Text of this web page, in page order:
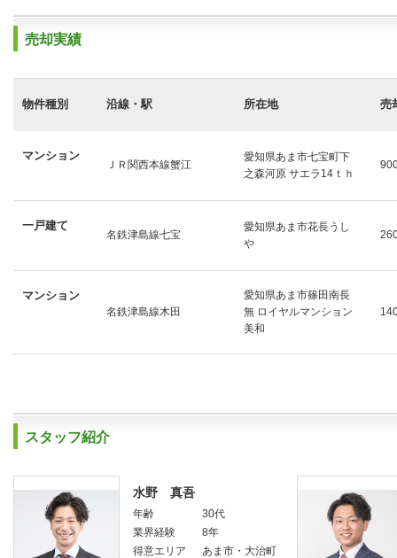
売却実績
物件種別 沿線・駅 所在地 売
マンション
ＪＲ関西本線蟹江
愛知県あま市七宝町下
之森河原 サエラ14ｔｈ
一戸建て
名鉄津島線七宝
愛知県あま市花長うし
や
マンション
名鉄津島線木田
愛知県あま市篠田南長
無 ロイヤルマンション
美和
スタッフ紹介
水野 真吾
年齢
30代
業界経験
8年
得意エリア
あま市・大治町